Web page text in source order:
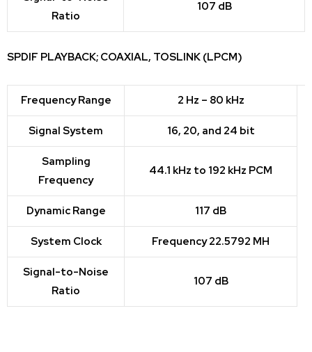
Ratio
107 dB
SPDIF PLAYBACK; COAXIAL, TOSLINK (LPCM)
Frequency Range 2 Hz – 80 kHz
Signal System 16, 20, and 24 bit
Sampling
Frequency
44.1 kHz to 192 kHz PCM
Dynamic Range 117 dB
System Clock Frequency 22.5792 MH
Signal-to-Noise
Ratio
107 dB